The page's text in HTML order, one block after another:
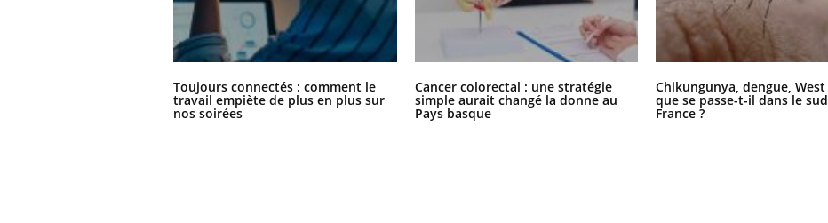
Toujours connectés : comment le
travail empiète de plus en plus sur
nos soirées
Cancer colorectal : une stratégie
simple aurait changé la donne au
Pays basque
Chikungunya, dengue,
que se passe-t-il dans le
France ?